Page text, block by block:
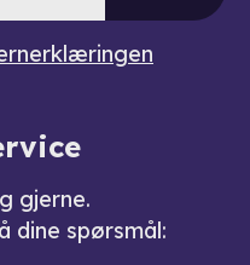
gjerne.
dine spørsmål: